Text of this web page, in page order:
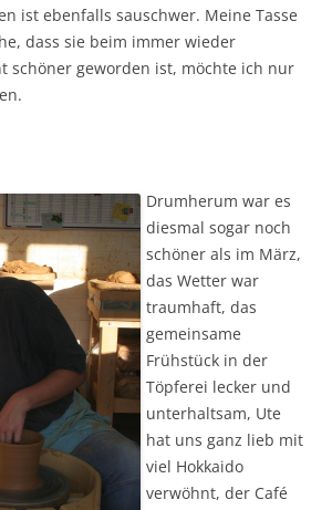
ist ebenfalls sauschwer. Meine Tasse
dass sie beim immer wieder
schöner geworden ist, möchte ich nur
Drumherum war es
diesmal sogar noch
schöner als im März,
das Wetter war
traumhaft, das
gemeinsame
Frühstück in der
Töpferei lecker und
unterhaltsam, Ute
hat uns ganz lieb mit
viel Hokkaido
verwöhnt, der Café